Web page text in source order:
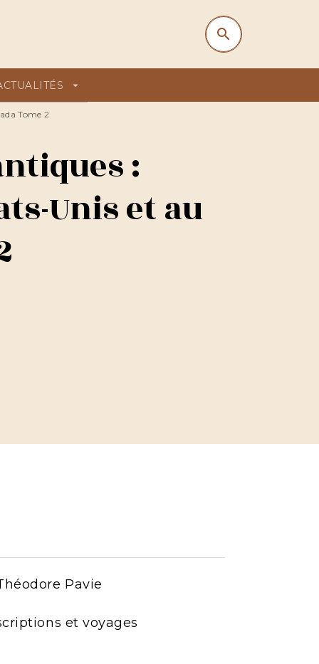
search
arrow_drop_down
search
Tome 2
:
Unis et au
Pavie
et voyages